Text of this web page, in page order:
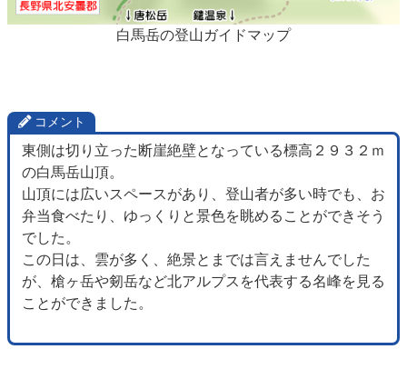
白馬岳の登山ガイドマップ
コメント
東側は切り立った断崖絶壁となっている標高２９３２ｍ
の白馬岳山頂。
山頂には広いスペースがあり、登山者が多い時でも、お
弁当食べたり、ゆっくりと景色を眺めることができそう
でした。
この日は、雲が多く、絶景とまでは言えませんでした
が、槍ヶ岳や剱岳など北アルプスを代表する名峰を見る
ことができました。